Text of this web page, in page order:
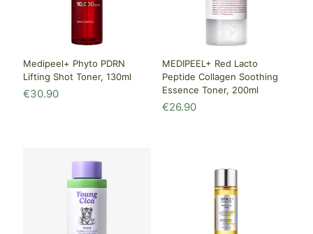
Medipeel+ Phyto PDRN
Lifting Shot Toner, 130ml
€30.90
MEDIPEEL+ Red Lacto
Peptide Collagen Soothing
Essence Toner, 200ml
€26.90